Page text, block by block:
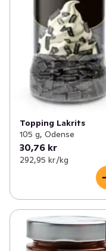
Topping Lakrits
105 g, Odense
30,76 kr
292,95 kr /kg